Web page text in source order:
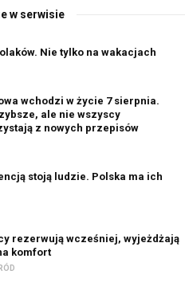
w serwisie
Nie tylko na wakacjach
wchodzi w życie 7 sierpnia.
ale nie wszyscy
z nowych przepisów
stoją ludzie. Polska ma ich
rezerwują wcześniej, wyjeżdżają
komfort